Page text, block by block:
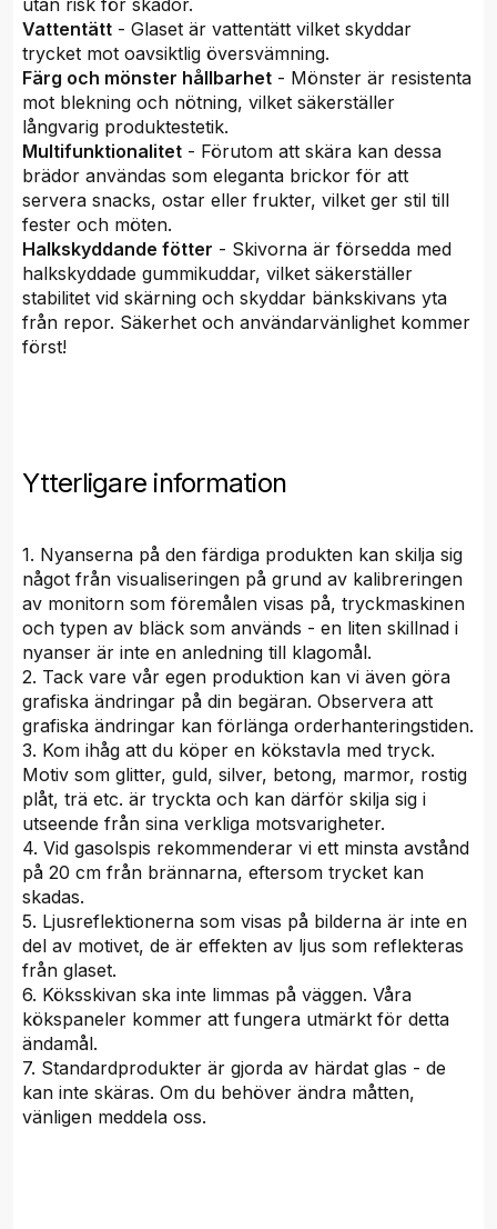
utan risk för skador.
Vattentätt - Glaset är vattentätt vilket skyddar
trycket mot oavsiktlig översvämning.
Färg och mönster hållbarhet - Mönster är resistenta
mot blekning och nötning, vilket säkerställer
långvarig produktestetik.
Multifunktionalitet - Förutom att skära kan dessa
brädor användas som eleganta brickor för att
servera snacks, ostar eller frukter, vilket ger stil till
fester och möten.
Halkskyddande fötter - Skivorna är försedda med
halkskyddade gummikuddar, vilket säkerställer
stabilitet vid skärning och skyddar bänkskivans yta
från repor. Säkerhet och användarvänlighet kommer
först!
Ytterligare information
1. Nyanserna på den färdiga produkten kan skilja sig
något från visualiseringen på grund av kalibreringen
av monitorn som föremålen visas på, tryckmaskinen
och typen av bläck som används - en liten skillnad i
nyanser är inte en anledning till klagomål.
2. Tack vare vår egen produktion kan vi även göra
grafiska ändringar på din begäran. Observera att
grafiska ändringar kan förlänga orderhanteringstiden.
3. Kom ihåg att du köper en kökstavla med tryck.
Motiv som glitter, guld, silver, betong, marmor, rostig
plåt, trä etc. är tryckta och kan därför skilja sig i
utseende från sina verkliga motsvarigheter.
4. Vid gasolspis rekommenderar vi ett minsta avstånd
på 20 cm från brännarna, eftersom trycket kan
skadas.
5. Ljusreflektionerna som visas på bilderna är inte en
del av motivet, de är effekten av ljus som reflekteras
från glaset.
6. Köksskivan ska inte limmas på väggen. Våra
kökspaneler kommer att fungera utmärkt för detta
ändamål.
7. Standardprodukter är gjorda av härdat glas - de
kan inte skäras. Om du behöver ändra måtten,
vänligen meddela oss.